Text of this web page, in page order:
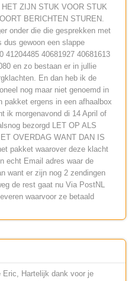
ZIJN STUK VOOR STUK
BERICHTEN STUREN.
onder die die gesprekken met
dus gewoon een slappe
41204485 40681927 40681613
en zo bestaan er in jullie
En dan heb ik de
nog maar niet genoemd in
pakket ergens in een afhaalbox
ik morgenavond di 14 April of
bezorgd LET OP ALS
OVERDAG WANT DAN IS
pakket waarover deze klacht
echt Email adres waar de
want er zijn nog 2 zendingen
de rest gaat nu Via PostNL
waarvoor ze betaald
Eric, Hartelijk dank voor je